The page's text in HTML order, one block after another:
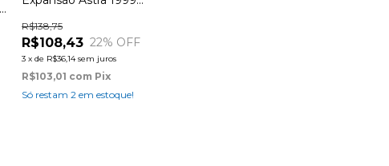
R$108,43
R$138,75
22% OFF
3 xde R$36,14 sem juros
R$103,01 com Pix
Só restam2 em estoque!